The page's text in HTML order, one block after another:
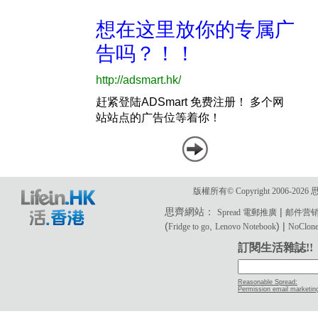
版權所有© Copyright 2006-2026
思齊網站：Spread 電郵推廣 |邮件营
(Fridge to go ,Lenovo Notebook) |